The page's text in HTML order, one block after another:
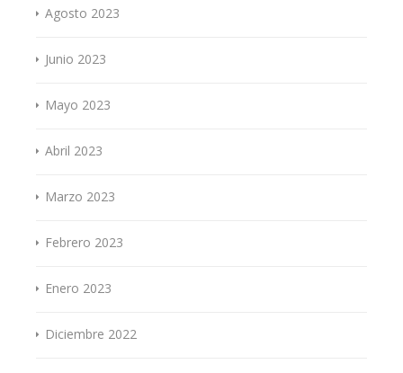
Agosto 2023
Junio 2023
Mayo 2023
Abril 2023
Marzo 2023
Febrero 2023
Enero 2023
Diciembre 2022